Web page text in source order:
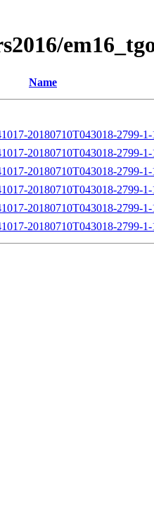
Name
20180710T043018-2799-
20180710T043018-2799-
20180710T043018-2799-
20180710T043018-2799-
20180710T043018-2799-
20180710T043018-2799-